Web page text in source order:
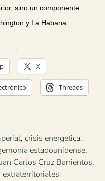
sino un componente
y La Habana.
X
Threads
, crisis energética,
estadounidense,
Carlos Cruz Barrientos,
extraterritoriales